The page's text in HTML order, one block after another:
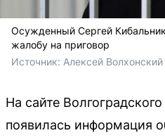
Осужденный Сергей
жалобу на приговор
Источник: Алексей Волхонский
На сайте
появилась информация